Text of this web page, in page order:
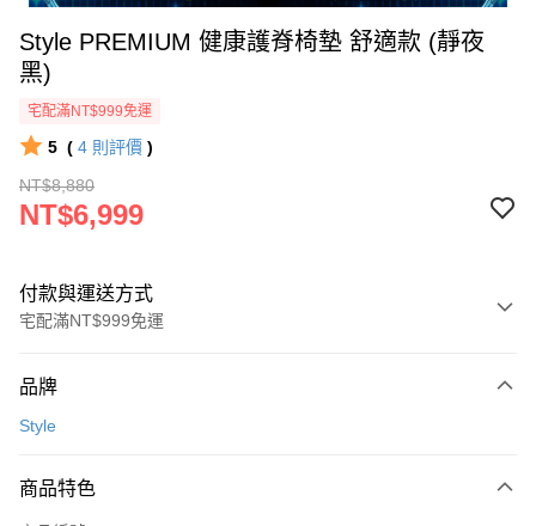
Style PREMIUM 健康護脊椅墊 舒適款 (靜夜
黑)
宅配滿NT$999免運
5 ( 4 則評價 )
NT$8,880
NT$6,999
付款與運送方式
宅配滿NT$999免運
信用卡一次付款
3 期 0 利率 每期
合作金庫商業銀行
品牌
Style
商品特色